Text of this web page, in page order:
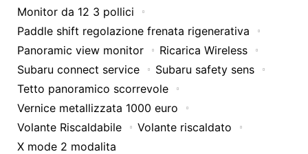
Monitor da 12 3 pollici
Paddle shift regolazione frenata rigenerativa
Panoramic view monitor
Ricarica Wireless
Subaru connect service
Subaru safety sens
Tetto panoramico scorrevole
Vernice metallizzata 1000 euro
Volante Riscaldabile
Volante riscaldato
X mode 2 modalita